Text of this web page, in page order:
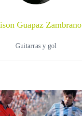
Guapaz Zambrano
Guitarras y gol